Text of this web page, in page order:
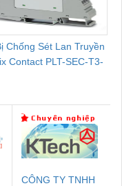
Chống Sét Lan Truyền
Contact PLT-SEC-T3-
CÔNG TY TNHH